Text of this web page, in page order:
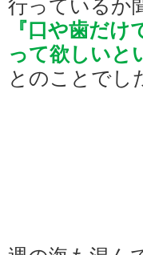
行っているか
『口や歯だ
って欲しいと
とのことでし